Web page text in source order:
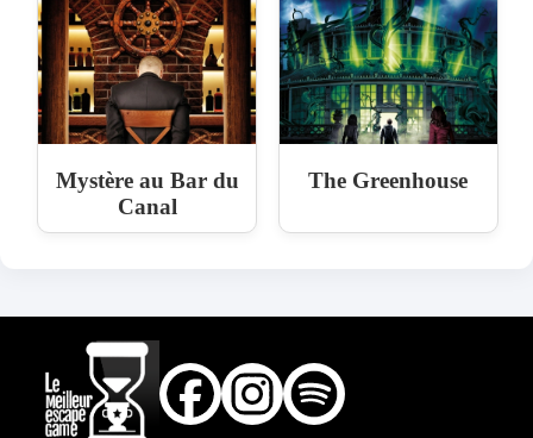
Mystère au Bar du
Canal
The Greenhouse